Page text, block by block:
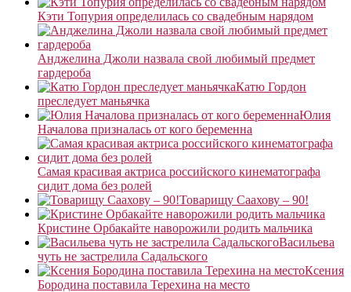
Кэти Топурия определилась со свадебным нарядом
Анджелина Джоли назвала свой любимый предмет
гардероба
Катю Гордон
преследует маньячка
Юлия
Началова призналась от кого беременна
Самая красивая актриса российского кинематографа
сидит дома без ролей
Товарищу Саахову – 90!
Кристине Орбакайте наворожили родить мальчика
Васильева
чуть не застрелила Садальского
Ксения
Бородина поставила Терехина на место